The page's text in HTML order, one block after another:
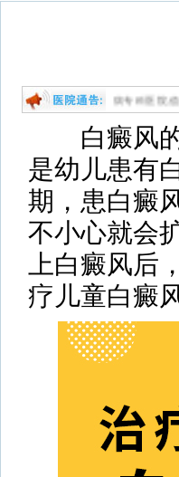
专业祛白的专病专科医院,值得信
白癜风的
是幼儿患有
期，患白癜
不小心就会
上白癜风后
疗儿童白癜